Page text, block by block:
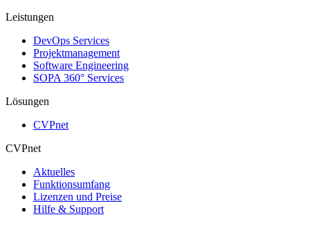
Leistungen
DevOps Services
Projektmanagement
Software Engineering
SOPA 360° Services
Lösungen
CVPnet
CVPnet
Aktuelles
Funktionsumfang
Lizenzen und Preise
Hilfe & Support